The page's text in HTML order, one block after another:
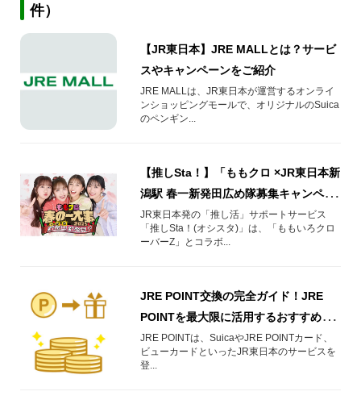
件）
【JR東日本】JRE MALLとは？サービ
スやキャンペーンをご紹介
JRE MALLは、JR東日本が運営するオンライ
ンショッピングモールで、オリジナルのSuica
のペンギン...
【推しSta！】「ももクロ ×JR東日本新
潟駅 春一新発田広め隊募集キャンペー
ン」を開催！
JR東日本発の「推し活」サポートサービス
「推しSta！(オシスタ)」は、「ももいろクロ
ーバーZ」とコラボ...
JRE POINT交換の完全ガイド！JRE
POINTを最大限に活用するおすすめの
使い方をご紹介♪
JRE POINTは、SuicaやJRE POINTカード、
ビューカードといったJR東日本のサービスを
登...